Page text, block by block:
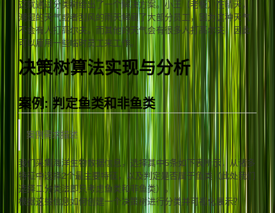
这就通过分类树给出了一个解决方案。小王（老板）在晴天，
潮湿的天气或者刮风的雨天解雇了大部分员工，因为这种天气
不会有人打高尔夫。而其他的天气会有很多人打高尔夫，因此
可以雇用一些临时员工来工作。
决策树算法实现与分析
案例: 判定鱼类和非鱼类
案例需求描述
我们采集海洋生物数据信息，选择其中5条如下表所示，从诸多
特征中选择2个最主要特征，以及判定是否属于鱼类（此处我们
选择二分类法即只考虑鱼类和非鱼类）。
根据这些信息如何创建一个决策树进行分类并可视化展示？